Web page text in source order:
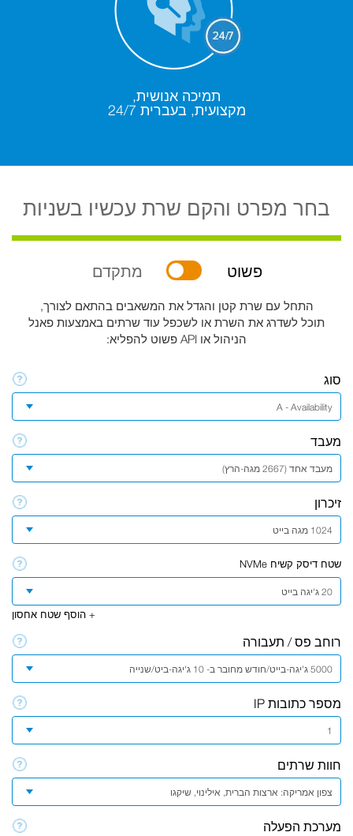
תמיכה אנושית,
מקצועית, בעברית 24/7
בחר מפרט והקם שרת עכשיו בשניות
פשוט מתקדם
התחל עם שרת קטן והגדל את המשאבים בהתאם לצורך,
תוכל לשדרג את השרת או לשכפל עוד שרתים באמצעות פאנל
הניהול או API פשוט להפליא:
סוג
A - Availability
מעבד
מעבד אחד (2667 מגה-הרץ)
זיכרון
1024 מגה בייט
שטח דיסק קשיח NVMe
20 ג'יגה בייט
+ הוסף שטח אחסון
רוחב פס / תעבורה
5000 ג'יגה-בייט/חודש מחובר ב- 10 ג'יגה-ביט/שנייה
מספר כתובות IP
1
חוות שרתים
צפון אמריקה: ארצות הברית, אילינוי, שיקגו
מערכת הפעלה